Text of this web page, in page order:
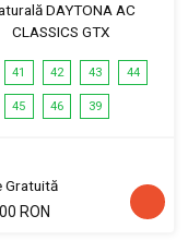
DAYTONA AC
CLASSICS GTX
41 42 43 44
45 46 39
Gratuită
RON